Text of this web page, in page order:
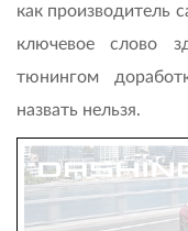
как производитель
ключевое слово
тюнингом
назвать нельзя.